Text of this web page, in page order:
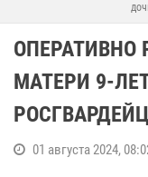
ОПЕРАТИВНО
МАТЕРИ 9-
01 августа 2024,